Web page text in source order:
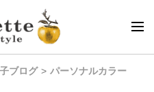
ブログ パーソナルカラー